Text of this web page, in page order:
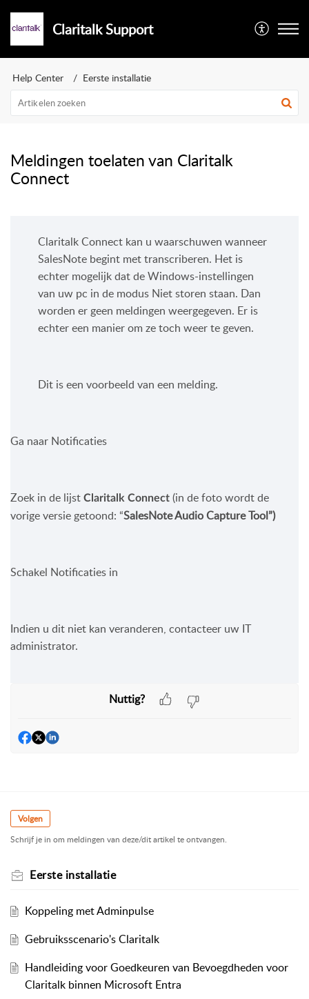
Claritalk Support
Help Center Eerste installatie
Meldingen toelaten van Claritalk
Connect
Claritalk Connect kan u waarschuwen wanneer
SalesNote begint met transcriberen. Het is
echter mogelijk dat de Windows-instellingen
van uw pc in de modus Niet storen staan. Dan
worden er geen meldingen weergegeven. Er is
echter een manier om ze toch weer te geven.
Dit is een voorbeeld van een melding.
Ga naar Notificaties
Zoek in de lijst Claritalk Connect (in de foto wordt de
vorige versie getoond: “SalesNote Audio Capture Tool”)
Schakel Notificaties in
Indien u dit niet kan veranderen, contacteer uw IT
administrator.
Nuttig?
Volgen
Schrijf je in om meldingen van deze/dit artikel te ontvangen.
Eerste installatie
Koppeling met Adminpulse
Gebruiksscenario's Claritalk
Handleiding voor Goedkeuren van Bevoegdheden voor
Claritalk binnen Microsoft Entra